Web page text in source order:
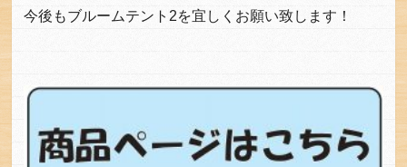
今後もブルームテント2を宜しくお願い致します！